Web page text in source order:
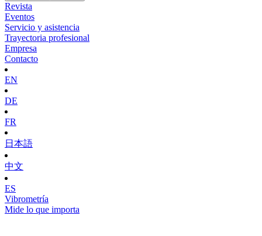
Revista
Eventos
Servicio y asistencia
Trayectoria profesional
Empresa
Contacto
EN
DE
FR
日本語
中文
ES
Vibrometría
Mide lo que importa